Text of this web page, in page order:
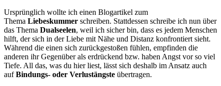
Ursprünglich wollte ich einen Blogartikel zum
Thema Liebeskummer schreiben. Stattdessen schreibe ich nun über
das Thema Dualseelen, weil ich sicher bin, dass es jedem Menschen
hilft, der sich in der Liebe mit Nähe und Distanz konfrontiert sieht.
Während die einen sich zurückgestoßen fühlen, empfinden die
anderen ihr Gegenüber als erdrückend bzw. haben Angst vor so viel
Tiefe. All das, was du hier liest, lässt sich deshalb im Ansatz auch
aufBindungs- oder Verlustängste übertragen.